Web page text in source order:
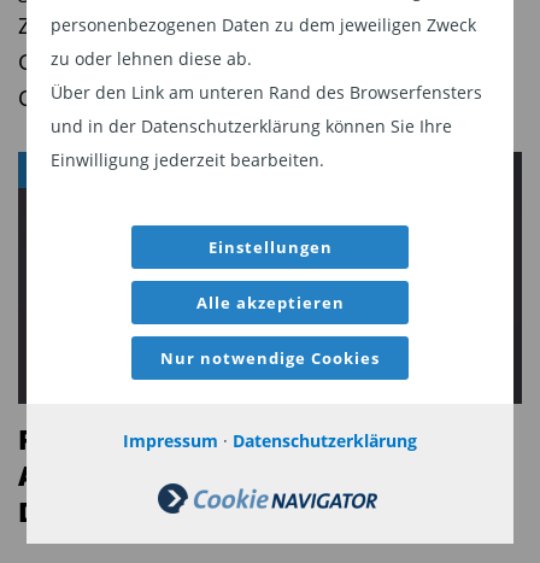
personenbezogenen Daten zu dem jeweiligen Zweck
zu oder lehnen diese ab.
Über den Link am unteren Rand des Browserfensters
und in der Datenschutzerklärung können Sie Ihre
Einwilligung jederzeit bearbeiten.
Einstellungen
Alle akzeptieren
Nur notwendige Cookies
Impressum · Datenschutzerklärung
Zukunftsaussichten. Diese Woche: Robeco BP
Global Premium Equities versus MFS Meridian
Contrarian Value
FONDSPORTRÄTS
Fonds-Check Bantleon Top 35
Aktien: Fokus auf Top-Qualität plus
Dividende